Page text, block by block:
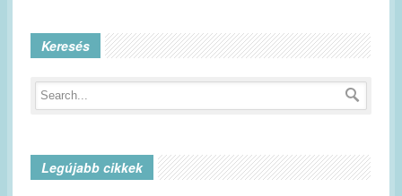
Keresés
Legújabb cikkek